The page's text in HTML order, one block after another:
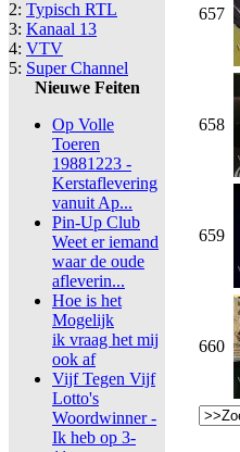
2: Typisch RTL
3: Kanaal 13
4: VTV
5: Super Channel
Nieuwe Feiten
Op Volle
Toeren
19881223 -
Kerstaflevering
vanuit Ap...
Pin-Up Club
Weet er iemand
waar de oude
afleverin...
Hoe is het
Mogelijk
ik vraag het mij
ook af
Vijf Tegen Vijf
Lotto's
Woordwinner -
Ik heb op 3-
657
658
659
660